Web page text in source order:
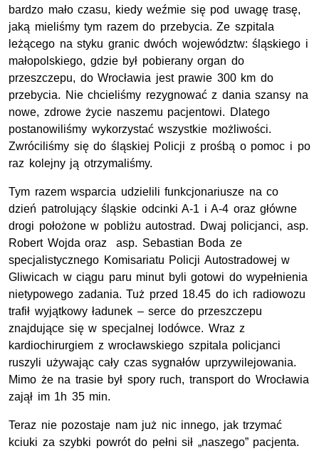
bardzo mało czasu, kiedy weźmie się pod uwagę trasę,
jaką mieliśmy tym razem do przebycia. Ze szpitala
leżącego na styku granic dwóch województw: śląskiego i
małopolskiego, gdzie był pobierany organ do
przeszczepu, do Wrocławia jest prawie 300 km do
przebycia. Nie chcieliśmy rezygnować z dania szansy na
nowe, zdrowe życie naszemu pacjentowi. Dlatego
postanowiliśmy wykorzystać wszystkie możliwości.
Zwróciliśmy się do śląskiej Policji z prośbą o pomoc i po
raz kolejny ją otrzymaliśmy.
Tym razem wsparcia udzielili funkcjonariusze na co
dzień patrolujący śląskie odcinki A-1 i A-4 oraz główne
drogi położone w pobliżu autostrad. Dwaj policjanci, asp.
Robert Wojda oraz asp. Sebastian Boda ze
specjalistycznego Komisariatu Policji Autostradowej w
Gliwicach w ciągu paru minut byli gotowi do wypełnienia
nietypowego zadania. Tuż przed 18.45 do ich radiowozu
trafił wyjątkowy ładunek – serce do przeszczepu
znajdujące się w specjalnej lodówce. Wraz z
kardiochirurgiem z wrocławskiego szpitala policjanci
ruszyli używając cały czas sygnałów uprzywilejowania.
Mimo że na trasie był spory ruch, transport do Wrocławia
zajął im 1h 35 min.
Teraz nie pozostaje nam już nic innego, jak trzymać
kciuki za szybki powrót do pełni sił „naszego” pacjenta.